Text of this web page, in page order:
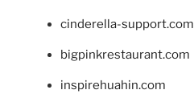
cinderella-support.com
bigpinkrestaurant.com
inspirehuahin.com